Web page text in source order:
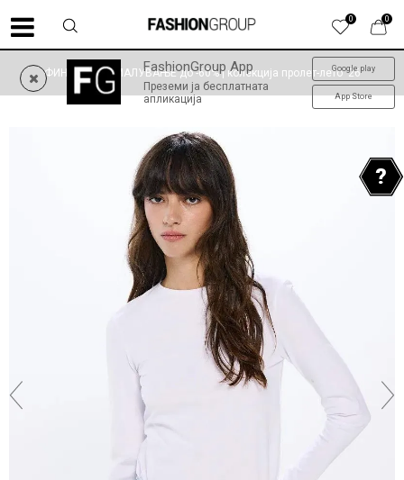
0
0
FashionGroup App
Преземи ја бесплатната
апликација
Google play
App Store
ФИНАЛНО НАМАЛУВАЊЕ до -60% | колекција пролет-лето '26